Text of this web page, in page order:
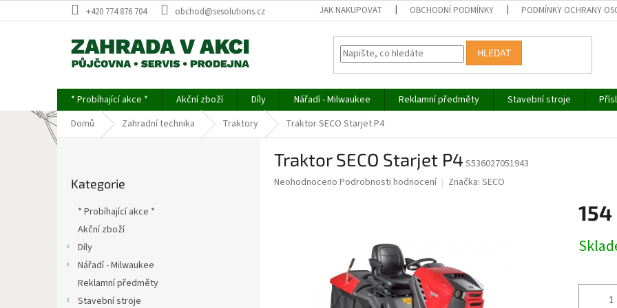
na
+420 774 876 704 obchod@sesolutions.cz JAK NAKUPOVAT OBCHODNÍ PODMÍNKY PODMÍNKY OCHRANY
HLEDAT
* Probíhající akce * Akční zboží Díly Nářadí - Milwaukee Reklamní předměty Stavební stroje
Domů
Zahradní technika Traktory Traktor SECO Starjet P4
P
kategorie
Kategorie
* Probíhající akce *
Akční zboží
Díly
Nářadí - Milwaukee
Reklamní předměty
Stavební stroje
Traktor SECO Starjet P4 S536027051943
Průměrné
Neohodnoceno Podrobnosti hodnocení Značka: SECO
cena: